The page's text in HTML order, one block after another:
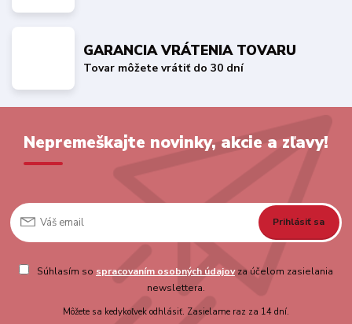
GARANCIA VRÁTENIA TOVARU
Tovar môžete vrátiť do 30 dní
Nepremeškajte novinky, akcie a zľavy!
Prihlásiť sa
Súhlasím so spracovaním osobných údajovza účelom zasielania
newslettera.
Môžete sa kedykoľvek odhlásiť. Zasielame raz za 14 dní.